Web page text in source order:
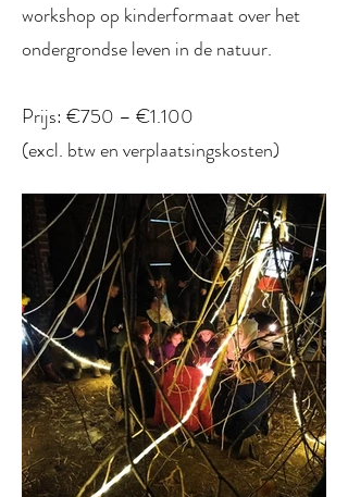
workshop op kinderformaat over het
ondergrondse leven in de natuur.
Prijs: €750 – €1.100
(excl. btw en verplaatsingskosten)